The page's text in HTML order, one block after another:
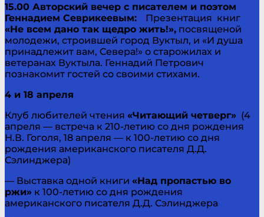
15.00 Авторский вечер с писателем и поэтом
Геннадием Севрикеевым: Презентация книг
«Не всем дано так щедро жить!», посвященой
молодежи, строившей город Вуктыл, и «И душа
принадлежит вам, Севера!» о старожилах и
ветеранах Вуктыла. Геннадий Петрович
познакомит гостей со своими стихами.
4 и 18 апреля
Клуб любителей чтения «Читающий четверг» (4
апреля — встреча к 210-летию со дня рождения
Н.В. Гоголя, 18 апреля — к 100-летию со дня
рождения американского писателя Д.Д.
Сэлинджера)
— Выставка одной книги «Над пропастью во
ржи» к 100-летию со дня рождения
американского писателя Д.Д. Сэлинджера